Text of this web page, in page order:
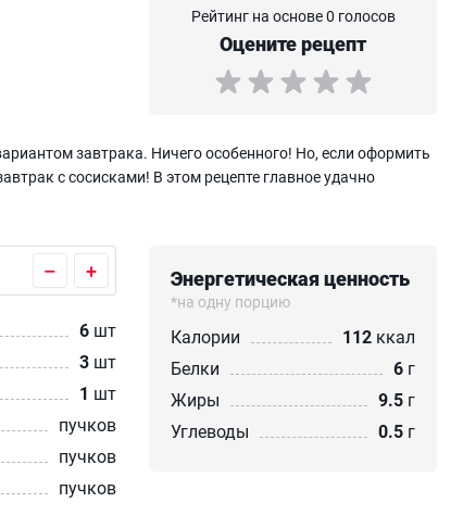
Рейтинг на основе 0 голосов
Оцените рецепт
завтрака. Ничего особенного! Но, если оформить
с сосисками! В этом рецепте главное удачно
– +
6 шт
3 шт
1 шт
пучков
пучков
пучков
Энергетическая ценность
*на одну порцию
Калории 112 ккал
Белки
6 г
Жиры
9.5 г
Углеводы
0.5 г